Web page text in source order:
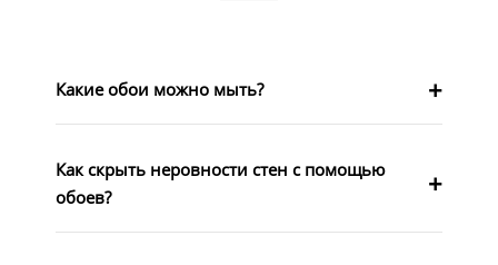
Какие обои можно мыть?
Как скрыть неровности стен с помощью
обоев?